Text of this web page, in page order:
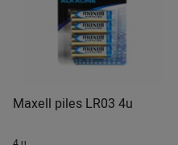
Maxell piles LR03 4u